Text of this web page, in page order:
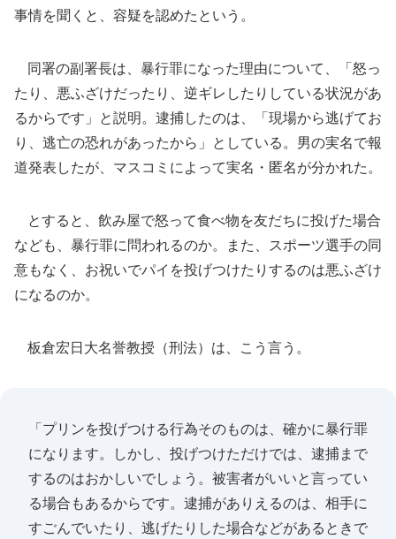
事情を聞くと、容疑を認めたという。
同署の副署長は、暴行罪になった理由について、「怒っ
たり、悪ふざけだったり、逆ギレしたりしている状況があ
るからです」と説明。逮捕したのは、「現場から逃げてお
り、逃亡の恐れがあったから」としている。男の実名で報
道発表したが、マスコミによって実名・匿名が分かれた。
とすると、飲み屋で怒って食べ物を友だちに投げた場合
なども、暴行罪に問われるのか。また、スポーツ選手の同
意もなく、お祝いでパイを投げつけたりするのは悪ふざけ
になるのか。
板倉宏日大名誉教授（刑法）は、こう言う。
「プリンを投げつける行為そのものは、確かに暴行罪
になります。しかし、投げつけただけでは、逮捕まで
するのはおかしいでしょう。被害者がいいと言ってい
る場合もあるからです。逮捕がありえるのは、相手に
すごんでいたり、逃げたりした場合などがあるときで